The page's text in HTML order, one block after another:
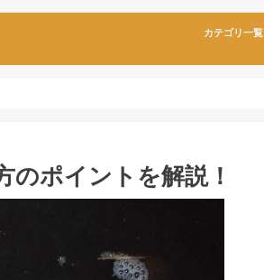
カテゴリ一覧
のポイントを解説！